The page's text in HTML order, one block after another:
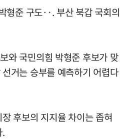
형준 구도‥. 부산 북갑 국회의
와 국민의힘 박형준 후보가 맞
거는 승부를 예측하기 어렵다
후보의 지지율 차이는 좁혀
.